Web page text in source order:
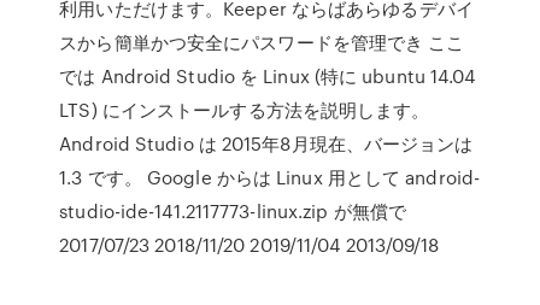
利用いただけます。Keeper ならばあらゆるデバイ
スから簡単かつ安全にパスワードを管理でき ここ
では Android Studio を Linux (特に ubuntu 14.04
LTS) にインストールする方法を説明します。
Android Studio は 2015年8月現在、バージョンは
1.3 です。 Google からは Linux 用として android-
studio-ide-141.2117773-linux.zip が無償で
2017/07/23 2018/11/20 2019/11/04 2013/09/18